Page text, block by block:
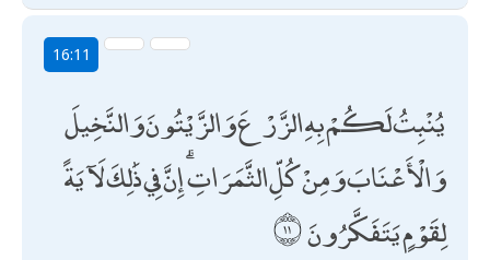
16:11
يُنْبِتُ لَكُمْ بِهِ الزَّرْعَ وَالزَّيْتُونَ وَالنَّخِيلَ
وَالْأَعْنَابَ وَمِنْ كُلِّ الثَّمَرَاتِ ۗ إِنَّ فِي ذَٰلِكَ لَآيَةً
لِقَوْمٍ يَتَفَكَّرُونَ